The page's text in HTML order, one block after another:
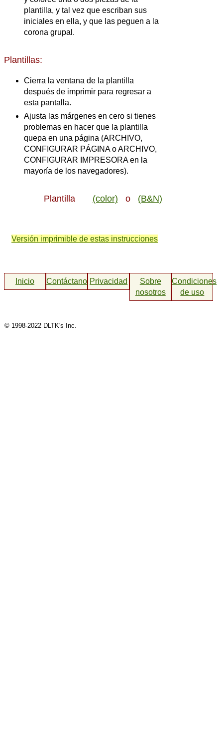
plantilla, y tal vez que escriban sus
iniciales en ella, y que las peguen a la
corona grupal.
Plantillas:
Cierra la ventana de la plantilla
después de imprimir para regresar a
esta pantalla.
Ajusta las márgenes en cero si tienes
problemas en hacer que la plantilla
quepa en una página (ARCHIVO,
CONFIGURAR PÁGINA o ARCHIVO,
CONFIGURAR IMPRESORA en la
mayoría de los navegadores).
Plantilla (color) o (B&N)
Versión imprimible de estas instrucciones
Inicio ContáctanosPrivacidad
Sobre
nosotros
Condiciones
de uso
© 1998-2022 DLTK's Inc.